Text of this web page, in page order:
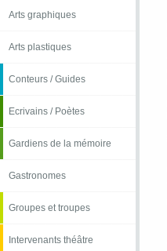
Arts graphiques
Arts plastiques
Conteurs / Guides
Ecrivains / Poètes
Gardiens de la mémoire
Gastronomes
Groupes et troupes
Intervenants théâtre